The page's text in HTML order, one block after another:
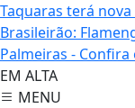
Taquaras terá
Brasileirão:
Palmeiras -
EM ALTA
MENU